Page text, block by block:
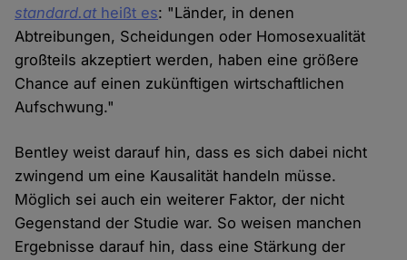
standard.atheißt es: "Länder, in denen
Abtreibungen, Scheidungen oder Homosexualität
großteils akzeptiert werden, haben eine größere
Chance auf einen zukünftigen wirtschaftlichen
Aufschwung."
Bentley weist darauf hin, dass es sich dabei nicht
zwingend um eine Kausalität handeln müsse.
Möglich sei auch ein weiterer Faktor, der nicht
Gegenstand der Studie war. So weisen manchen
Ergebnisse darauf hin, dass eine Stärkung der